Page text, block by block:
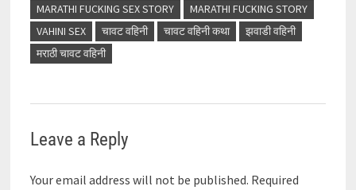
MARATHI FUCKING SEX STORY
MARATHI FUCKING STORY
VAHINI SEX
चावट वहिनी चावट वहिनी कथा
झवाडी वहिनी
मराठी चावट वहिनी
Leave a Reply
Your email address will not be published. Required